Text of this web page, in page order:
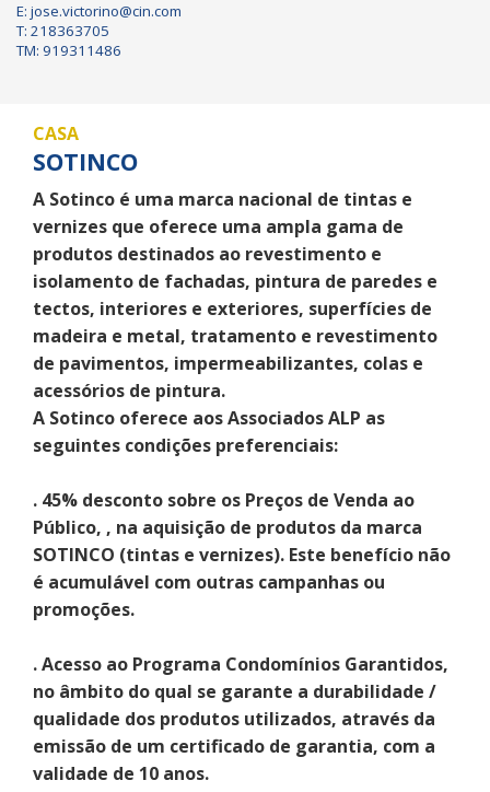
E: jose.victorino@cin.com
T: 218363705
TM: 919311486
CASA
SOTINCO
A Sotinco é uma marca nacional de tintas e
vernizes que oferece uma ampla gama de
produtos destinados ao revestimento e
isolamento de fachadas, pintura de paredes e
tectos, interiores e exteriores, superfícies de
madeira e metal, tratamento e revestimento
de pavimentos, impermeabilizantes, colas e
acessórios de pintura.
A Sotinco oferece aos Associados ALP as
seguintes condições preferenciais:
. 45% desconto sobre os Preços de Venda ao
Público, , na aquisição de produtos da marca
SOTINCO (tintas e vernizes). Este benefício não
é acumulável com outras campanhas ou
promoções.
. Acesso ao Programa Condomínios Garantidos,
no âmbito do qual se garante a durabilidade /
qualidade dos produtos utilizados, através da
emissão de um certificado de garantia, com a
validade de 10 anos.